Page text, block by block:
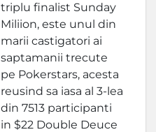
triplu finalist Sunday
Miliion, este unul din
marii castigatori ai
saptamanii trecute
pe Pokerstars, acesta
reusind sa iasa al 3-lea
din 7513 participanti
in $22 Double Deuce